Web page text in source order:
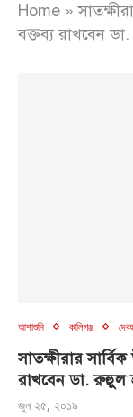
Home »
বক্তব্য রাখবেন
আশাশুনি কালিগঞ্জ
সাতক্ষীরার
রাখবেন ডা.
জুন ২৫, ২০১৯